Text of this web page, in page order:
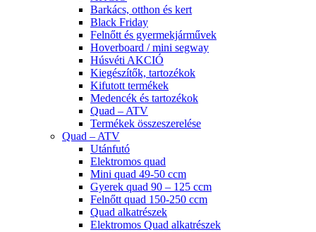
Barkács, otthon és kert
Black Friday
Felnőtt és gyermekjárművek
Hoverboard / mini segway
Húsvéti AKCIÓ
Kiegészítők, tartozékok
Kifutott termékek
Medencék és tartozékok
Quad – ATV
Termékek összeszerelése
Quad – ATV
Utánfutó
Elektromos quad
Mini quad 49-50 ccm
Gyerek quad 90 – 125 ccm
Felnőtt quad 150-250 ccm
Quad alkatrészek
Elektromos Quad alkatrészek